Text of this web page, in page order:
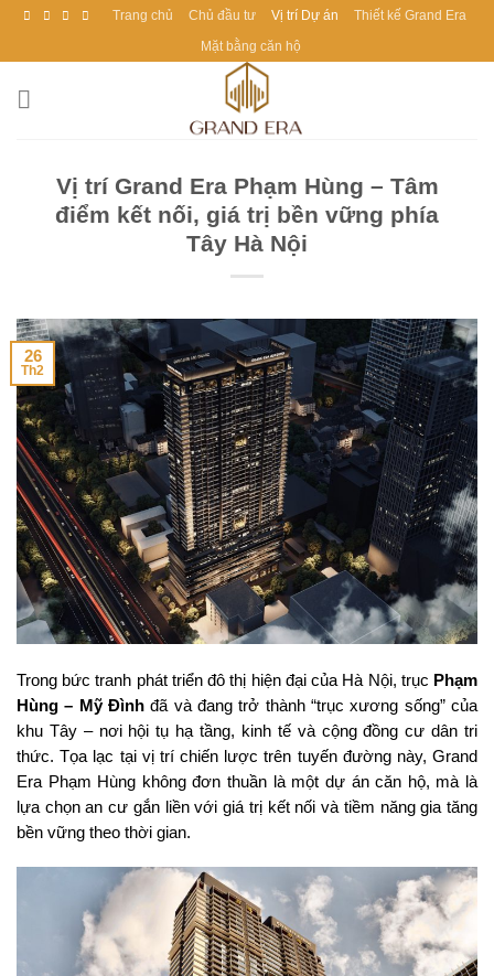
Skip
content
Trang chủ Chủ đầu tư Vị trí Dự án Thiết kế Grand Era
Mặt bằng căn hộ
Vị trí Grand Era Phạm Hùng – Tâm
điểm kết nối, giá trị bền vững phía
Tây Hà Nội
26
Th2
Trong bức tranh phát triển đô thị hiện đại của Hà Nội, trục Phạm
Hùng – Mỹ Đình đã và đang trở thành “trục xương sống” của
khu Tây – nơi hội tụ hạ tầng, kinh tế và cộng đồng cư dân tri
thức. Tọa lạc tại vị trí chiến lược trên tuyến đường này, Grand
Era Phạm Hùng không đơn thuần là một dự án căn hộ, mà là
lựa chọn an cư gắn liền với giá trị kết nối và tiềm năng gia tăng
bền vững theo thời gian.